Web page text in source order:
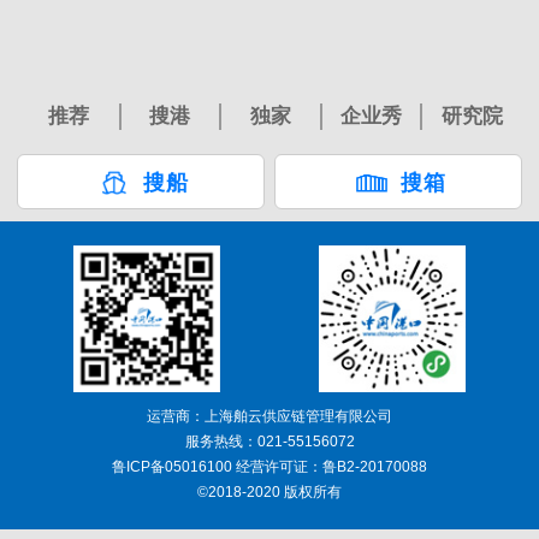
推荐 搜港 独家 企业秀 研究院
搜船 搜箱
运营商：上海舶云供应链管理有限公司
服务热线：021-55156072
鲁ICP备05016100 经营许可证：鲁B2-20170088
©2018-2020 版权所有